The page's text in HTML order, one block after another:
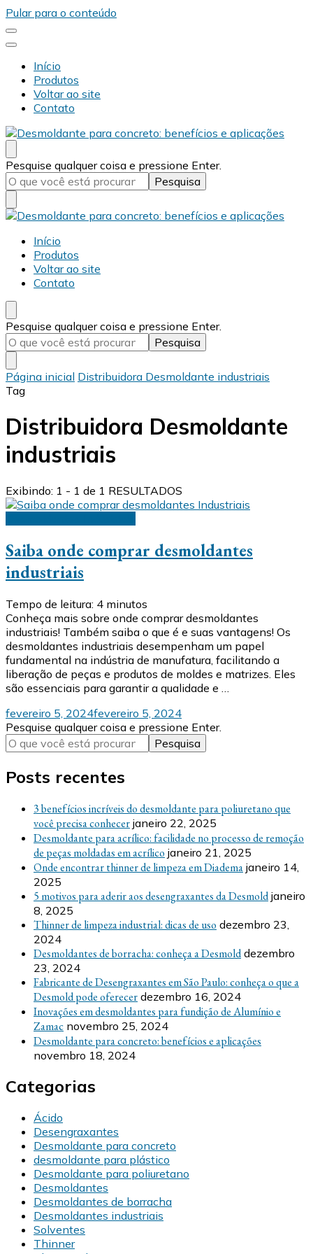
Pular para o conteúdo
Início
Produtos
Voltar ao site
Contato
Desmold
Blog Desmold
Procurando
algo?
Pesquise qualquer coisa e pressione Enter.
Desmold
Blog Desmold
Início
Produtos
Voltar ao site
Contato
Procurando
algo?
Pesquise qualquer coisa e pressione Enter.
Página inicial Distribuidora Desmoldante industriais
Tag
Distribuidora Desmoldante
industriais
Exibindo: 1 - 1 de 1 RESULTADOS
Saiba onde comprar desmoldantes
industriais
Tempo de leitura: 4 minutos
Conheça mais sobre onde comprar desmoldantes
industriais! Também saiba o que é e suas vantagens! Os
desmoldantes industriais desempenham um papel
fundamental na indústria de manufatura, facilitando a
liberação de peças e produtos de moldes e matrizes. Eles
são essenciais para garantir a qualidade e …
fevereiro 5, 2024fevereiro 5, 2024
Procurando
algo?
Pesquise qualquer coisa e pressione Enter.
Posts recentes
3 benefícios incríveis do desmoldante para poliuretano que
você precisa conhecer janeiro 22, 2025
Desmoldante para acrílico: facilidade no processo de remoção
de peças moldadas em acrílico janeiro 21, 2025
Onde encontrar thinner de limpeza em Diadema janeiro 14,
2025
5 motivos para aderir aos desengraxantes da Desmold janeiro
8, 2025
Thinner de limpeza industrial: dicas de uso dezembro 23,
2024
Desmoldantes de borracha: conheça a Desmold dezembro
23, 2024
Fabricante de Desengraxantes em São Paulo: conheça o que a
Desmold pode oferecer dezembro 16, 2024
Inovações em desmoldantes para fundição de Alumínio e
Zamac novembro 25, 2024
Desmoldante para concreto: benefícios e aplicações
novembro 18, 2024
Categorias
Ácido
Desengraxantes
Desmoldante para concreto
desmoldante para plástico
Desmoldante para poliuretano
Desmoldantes
Desmoldantes de borracha
Desmoldantes industriais
Solventes
Thinner